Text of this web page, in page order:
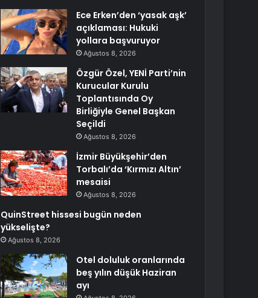
Ece Erken’den ‘yasak aşk’
açıklaması: Hukuki
yollara başvuruyor
Ağustos 8, 2026
Özgür Özel, YENİ Parti’nin
Kurucular Kurulu
Toplantısında Oy
Birliğiyle Genel Başkan
Seçildi
Ağustos 8, 2026
İzmir Büyükşehir’den
Torbalı’da ‘Kırmızı Altın’
mesaisi
Ağustos 8, 2026
QuinStreet hissesi bugün neden
yükselişte?
Ağustos 8, 2026
Otel doluluk oranlarında
beş yılın düşük Haziran
ayı